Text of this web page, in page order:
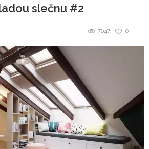
slečnu #2
0
7647